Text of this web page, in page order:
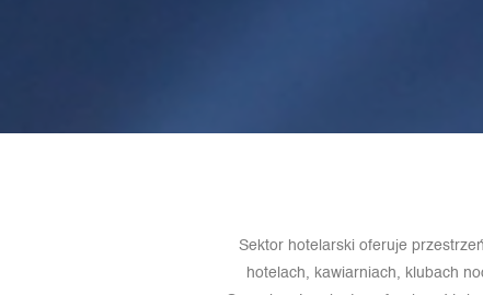
Sektor hotelarski oferuje
hotelach, kawiarniach, klubach